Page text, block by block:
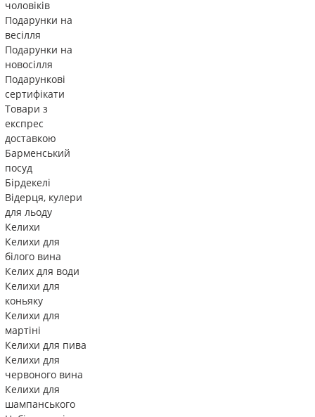
чоловіків
Подарунки на
весілля
Подарунки на
новосілля
Подарункові
сертифікати
Товари з
експрес
доставкою
Барменський
посуд
Бірдекелі
Відерця, кулери
для льоду
Келихи
Келихи для
білого вина
Келих для води
Келихи для
коньяку
Келихи для
мартіні
Келихи для пива
Келихи для
червоного вина
Келихи для
шампанського